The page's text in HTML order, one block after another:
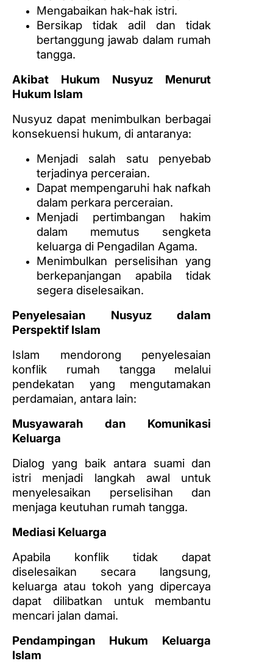
Mengabaikan hak-hak istri.
Bersikap tidak adil dan tidak
bertanggung jawab dalam rumah
tangga.
Akibat Hukum Nusyuz Menurut
Hukum Islam
Nusyuz dapat menimbulkan berbagai
konsekuensi hukum, di antaranya:
Menjadi salah satu penyebab
terjadinya perceraian.
Dapat mempengaruhi hak nafkah
dalam perkara perceraian.
Menjadi pertimbangan hakim
dalam memutus sengketa
keluarga di Pengadilan Agama.
Menimbulkan perselisihan yang
berkepanjangan apabila tidak
segera diselesaikan.
Penyelesaian Nusyuz dalam
Perspektif Islam
Islam mendorong penyelesaian
konflik rumah tangga melalui
pendekatan yang mengutamakan
perdamaian, antara lain:
Musyawarah dan Komunikasi
Keluarga
Dialog yang baik antara suami dan
istri menjadi langkah awal untuk
menyelesaikan perselisihan dan
menjaga keutuhan rumah tangga.
Mediasi Keluarga
Apabila konflik tidak dapat
diselesaikan secara langsung,
keluarga atau tokoh yang dipercaya
dapat dilibatkan untuk membantu
mencari jalan damai.
Pendampingan Hukum Keluarga
Islam